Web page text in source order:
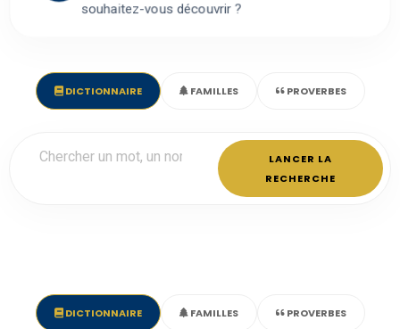
souhaitez-vous découvrir ?
DICTIONNAIRE FAMILLES PROVERBES
LANCER LA
RECHERCHE
DICTIONNAIRE FAMILLES PROVERBES